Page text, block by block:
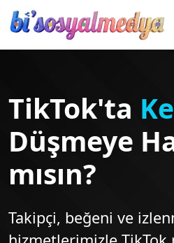
TikTok'ta
Düşmeye
mısın?
Takipçi, beğeni ve